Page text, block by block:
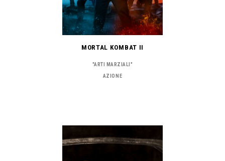
MORTAL KOMBAT II
"ARTI MARZIALI"
AZIONE